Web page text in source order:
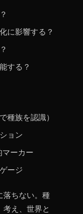
に影響する？
する？
種族を認識）
ョン
ーカー
ージ
落ちない。種
え、世界と